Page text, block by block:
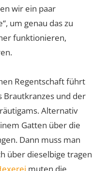
wir ein paar
um genau das zu
funktionieren,
Regentschaft führt
Brautkranzes und der
Alternativ
Gatten über die
Dann muss man
über dieselbige tragen
muten die